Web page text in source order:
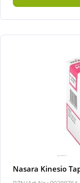
Nasara Kinesio